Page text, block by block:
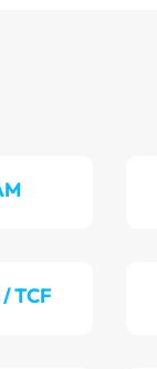
TCF